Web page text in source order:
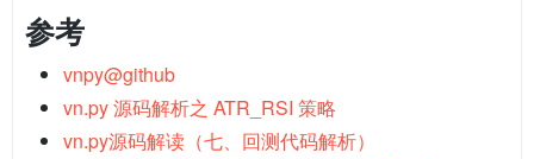
参考
vnpy@github
vn.py 源码解析之 ATR_RSI 策略
vn.py源码解读（七、回测代码解析）